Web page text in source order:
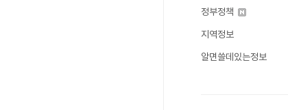
정부정책
지역정보
알면쓸데있는정보